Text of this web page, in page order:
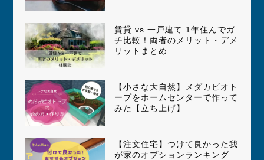
賃貸 vs 一戸建て 1年住んでガ
チ比較！両者のメリット・デメ
リットまとめ
【小さな大自然】メダカビオト
ープをホームセンターで作って
みた【立ち上げ】
【注文住宅】つけて良かった我
が家のオプションランキング